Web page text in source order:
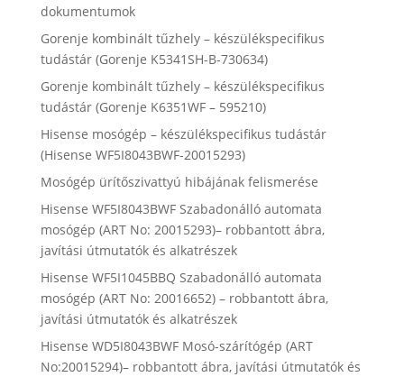
dokumentumok
Gorenje kombinált tűzhely – készülékspecifikus
tudástár (Gorenje K5341SH-B-730634)
Gorenje kombinált tűzhely – készülékspecifikus
tudástár (Gorenje K6351WF – 595210)
Hisense mosógép – készülékspecifikus tudástár
(Hisense WF5I8043BWF-20015293)
Mosógép ürítőszivattyú hibájának felismerése
Hisense WF5I8043BWF Szabadonálló automata
mosógép (ART No: 20015293)– robbantott ábra,
javítási útmutatók és alkatrészek
Hisense WF5I1045BBQ Szabadonálló automata
mosógép (ART No: 20016652) – robbantott ábra,
javítási útmutatók és alkatrészek
Hisense WD5I8043BWF Mosó-szárítógép (ART
No:20015294)– robbantott ábra, javítási útmutatók és